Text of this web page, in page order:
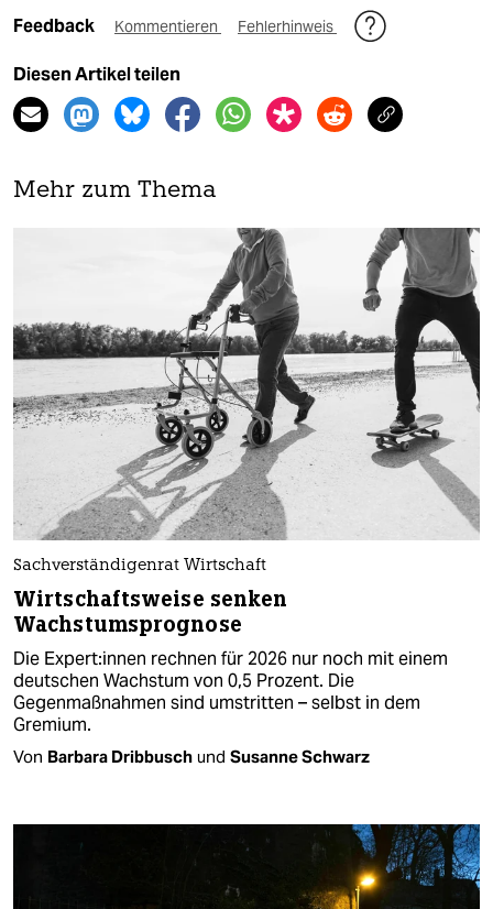
Feedback Kommentieren Fehlerhinweis
Diesen Artikel teilen
Mehr zum Thema
Sachverständigenrat Wirtschaft
Wirtschaftsweise senken
Wachstumsprognose
Die Ex­per­t:in­nen rechnen für 2026 nur noch mit einem
deutschen Wachstum von 0,5 Prozent. Die
Gegenmaßnahmen sind umstritten – selbst in dem
Gremium.
Von Barbara Dribbusch und Susanne Schwarz